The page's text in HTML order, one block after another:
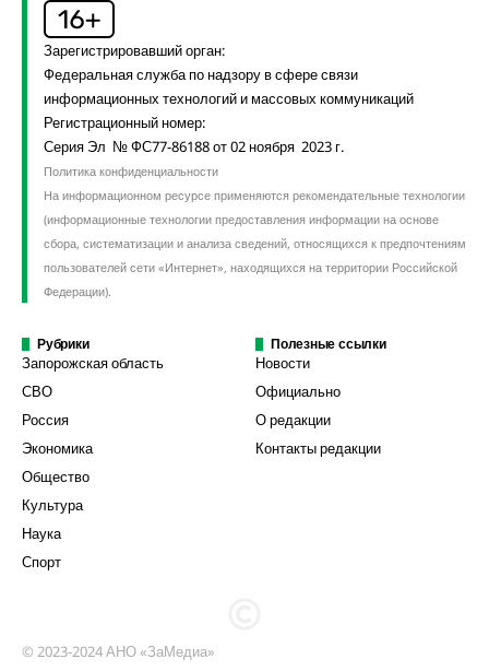
Зарегистрировавший орган:
Федеральная служба по надзору в сфере связи
информационных технологий и массовых коммуникаций
Регистрационный номер:
Серия Эл № ФС77-86188 от 02 ноября 2023 г.
Политика конфиденциальности
На информационном ресурсе применяются рекомендательные технологии
(информационные технологии предоставления информации на основе
сбора, систематизации и анализа сведений, относящихся к предпочтениям
пользователей сети «Интернет», находящихся на территории Российской
Федерации).
Рубрики
Запорожская область
СВО
Россия
Экономика
Общество
Культура
Наука
Спорт
Полезные ссылки
Новости
Официально
О редакции
Контакты редакции
© 2023-2024 АНО «ЗаМедиа»